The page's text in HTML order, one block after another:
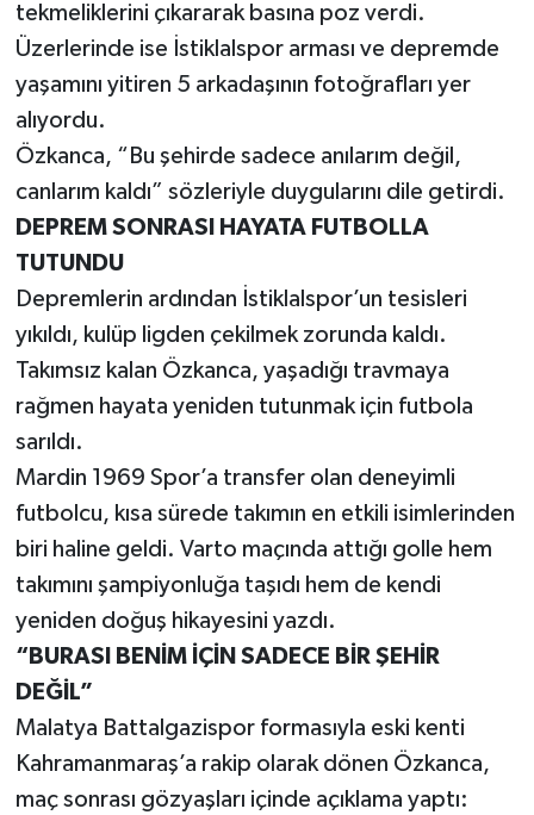
tekmeliklerini çıkararak basına poz verdi.
Üzerlerinde ise İstiklalspor arması ve depremde
yaşamını yitiren 5 arkadaşının fotoğrafları yer
alıyordu.
Özkanca, “Bu şehirde sadece anılarım değil,
canlarım kaldı” sözleriyle duygularını dile getirdi.
DEPREM SONRASI HAYATA FUTBOLLA
TUTUNDU
Depremlerin ardından İstiklalspor’un tesisleri
yıkıldı, kulüp ligden çekilmek zorunda kaldı.
Takımsız kalan Özkanca, yaşadığı travmaya
rağmen hayata yeniden tutunmak için futbola
sarıldı.
Mardin 1969 Spor’a transfer olan deneyimli
futbolcu, kısa sürede takımın en etkili isimlerinden
biri haline geldi. Varto maçında attığı golle hem
takımını şampiyonluğa taşıdı hem de kendi
yeniden doğuş hikayesini yazdı.
“BURASI BENİM İÇİN SADECE BİR ŞEHİR
DEĞİL”
Malatya Battalgazispor formasıyla eski kenti
Kahramanmaraş’a rakip olarak dönen Özkanca,
maç sonrası gözyaşları içinde açıklama yaptı: